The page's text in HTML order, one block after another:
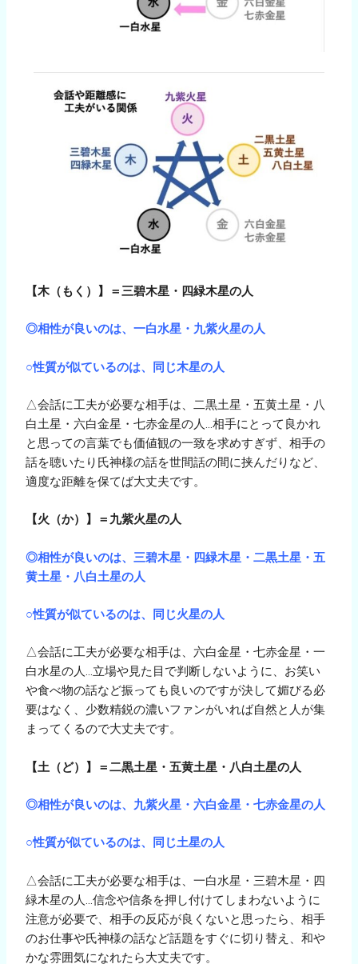
【木（もく）】＝三碧木星・四緑木星の人
◎相性が良いのは、一白水星・九紫火星の人
○性質が似ているのは、同じ木星の人
△会話に工夫が必要な相手は、二黒土星・五黄土星・八
白土星・六白金星・七赤金星の人…相手にとって良かれ
と思っての言葉でも価値観の一致を求めすぎず、相手の
話を聴いたり氏神様の話を世間話の間に挟んだりなど、
適度な距離を保てば大丈夫です。
【火（か）】＝九紫火星の人
◎相性が良いのは、三碧木星・四緑木星・二黒土星・五
黄土星・八白土星の人
○性質が似ているのは、同じ火星の人
△会話に工夫が必要な相手は、六白金星・七赤金星・一
白水星の人…立場や見た目で判断しないように、お笑い
や食べ物の話など振っても良いのですが決して媚びる必
要はなく、少数精鋭の濃いファンがいれば自然と人が集
まってくるので大丈夫です。
【土（ど）】＝二黒土星・五黄土星・八白土星の人
◎相性が良いのは、九紫火星・六白金星・七赤金星の人
○性質が似ているのは、同じ土星の人
△会話に工夫が必要な相手は、一白水星・三碧木星・四
緑木星の人…信念や信条を押し付けてしまわないように
注意が必要で、相手の反応が良くないと思ったら、相手
のお仕事や氏神様の話など話題をすぐに切り替え、和や
かな雰囲気になれたら大丈夫です。